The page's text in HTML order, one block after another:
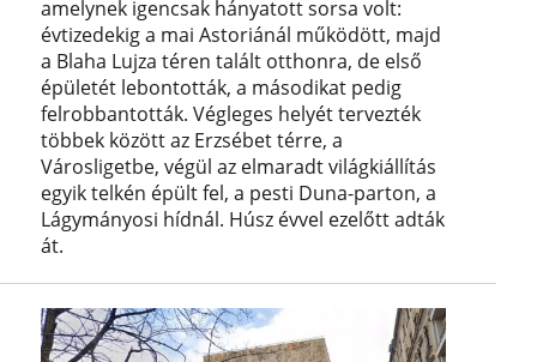
amelynek igencsak hányatott sorsa volt:
évtizedekig a mai Astoriánál működött, majd
a Blaha Lujza téren talált otthonra, de első
épületét lebontották, a másodikat pedig
felrobbantották. Végleges helyét tervezték
többek között az Erzsébet térre, a
Városligetbe, végül az elmaradt világkiállítás
egyik telkén épült fel, a pesti Duna-parton, a
Lágymányosi hídnál. Húsz évvel ezelőtt adták
át.